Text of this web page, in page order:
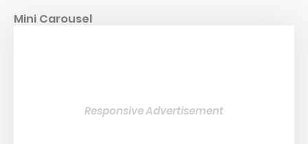
Mini Carousel
Responsive Advertisement